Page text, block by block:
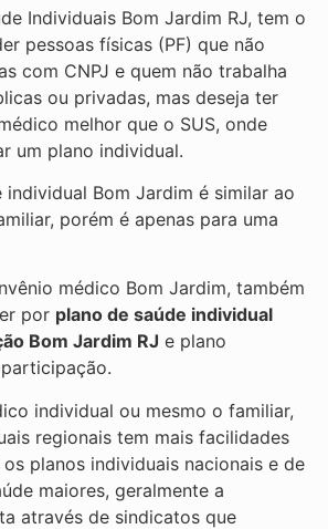
Individuais Bom Jardim RJ, tem o
pessoas físicas (PF) que não
com CNPJ e quem não trabalha
ou privadas, mas deseja ter
melhor que o SUS, onde
um plano individual.
individual Bom Jardim é similar ao
porém é apenas para uma
médico Bom Jardim, também
por plano de saúde individual
Bom Jardim RJ e plano
individual ou mesmo o familiar,
regionais tem mais facilidades
planos individuais nacionais e de
maiores, geralmente a
através de sindicatos que